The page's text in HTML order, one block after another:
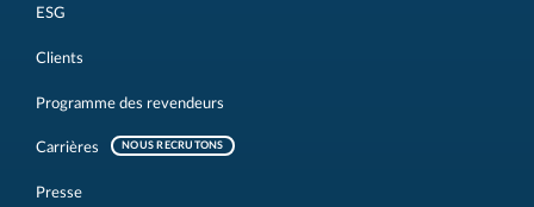
ESG
Clients
Programme des revendeurs
Carrières NOUS RECRUTONS
Presse